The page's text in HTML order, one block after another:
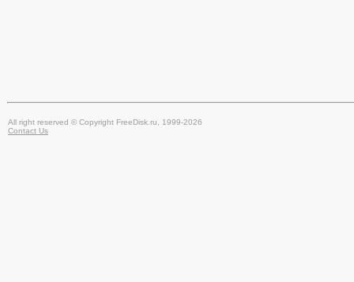
All right reserved © Copyright FreeDisk.ru, 1999-2026
Contact Us